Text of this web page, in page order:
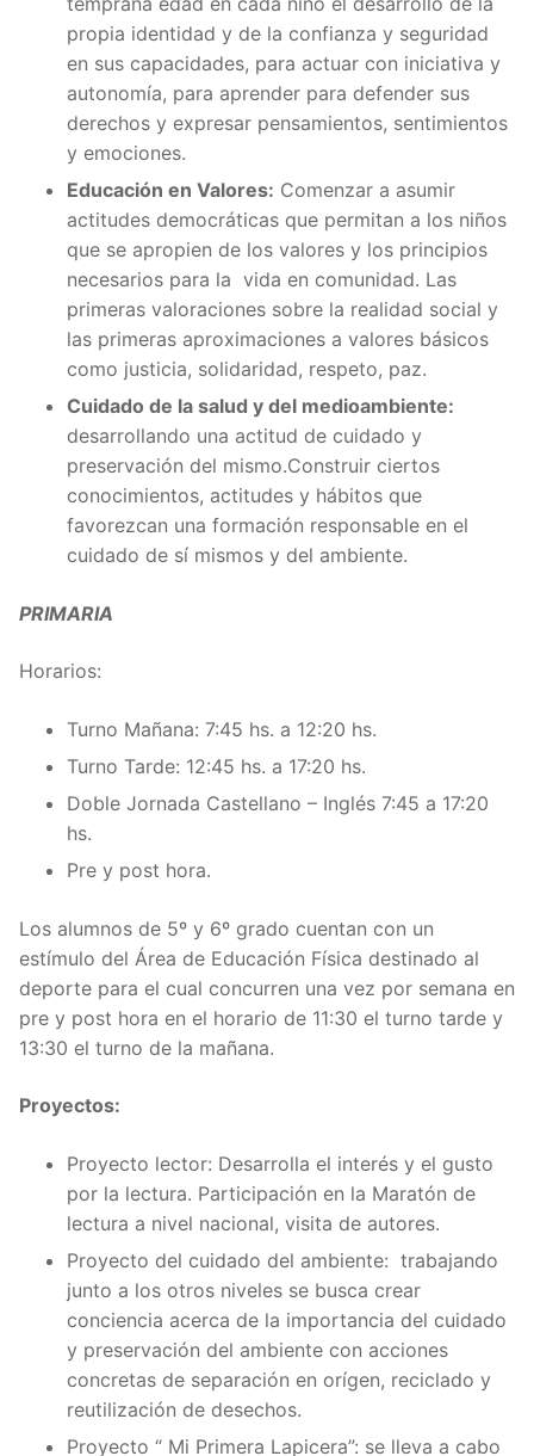
propia identidad y de la confianza y seguridad
en sus capacidades, para actuar con iniciativa y
autonomía, para aprender para defender sus
derechos y expresar pensamientos, sentimientos
y emociones.
Educación en Valores: Comenzar a asumir
actitudes democráticas que permitan a los niños
que se apropien de los valores y los principios
necesarios para la vida en comunidad. Las
primeras valoraciones sobre la realidad social y
las primeras aproximaciones a valores básicos
como justicia, solidaridad, respeto, paz.
Cuidado de la salud y del medioambiente:
desarrollando una actitud de cuidado y
preservación del mismo.Construir ciertos
conocimientos, actitudes y hábitos que
favorezcan una formación responsable en el
cuidado de sí mismos y del ambiente.
PRIMARIA
Horarios:
Turno Mañana: 7:45 hs. a 12:20 hs.
Turno Tarde: 12:45 hs. a 17:20 hs.
Doble Jornada Castellano – Inglés 7:45 a 17:20
hs.
Pre y post hora.
Los alumnos de 5º y 6º grado cuentan con un
estímulo del Área de Educación Física destinado al
deporte para el cual concurren una vez por semana en
pre y post hora en el horario de 11:30 el turno tarde y
13:30 el turno de la mañana.
Proyectos:
Proyecto lector: Desarrolla el interés y el gusto
por la lectura. Participación en la Maratón de
lectura a nivel nacional, visita de autores.
Proyecto del cuidado del ambiente: trabajando
junto a los otros niveles se busca crear
conciencia acerca de la importancia del cuidado
y preservación del ambiente con acciones
concretas de separación en orígen, reciclado y
reutilización de desechos.
Proyecto “ Mi Primera Lapicera”: se lleva a cabo